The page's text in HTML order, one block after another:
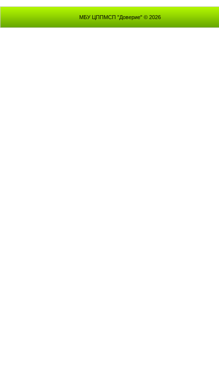
МБУ ЦППМСП "Доверие" © 2026